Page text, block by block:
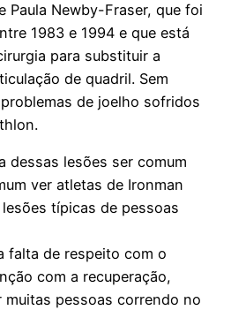
Paula Newby-Fraser, que foi
1983 e 1994 e que está
para substituir a
de quadril. Sem
de joelho sofridos
dessas lesões ser comum
ver atletas de Ironman
típicas de pessoas
falta de respeito com o
com a recuperação,
pessoas correndo no